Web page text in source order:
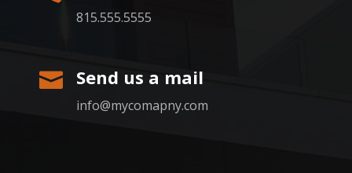
815.555.5555
 Send us a mail
info@mycomapny.com